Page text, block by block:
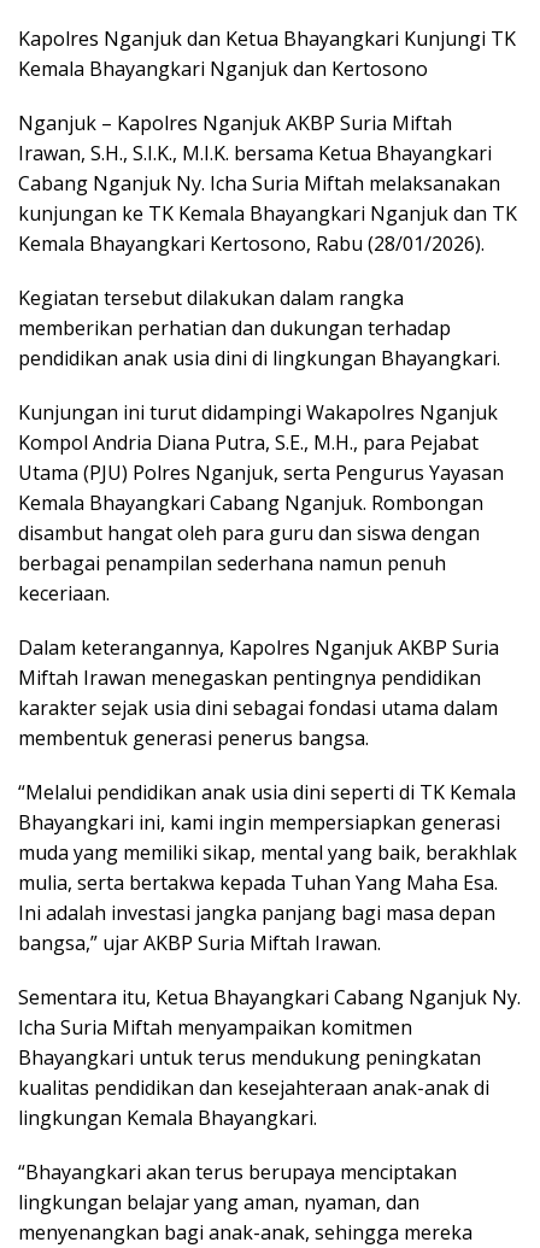
Kapolres Nganjuk dan Ketua Bhayangkari Kunjungi TK
Kemala Bhayangkari Nganjuk dan Kertosono
Nganjuk – Kapolres Nganjuk AKBP Suria Miftah
Irawan, S.H., S.I.K., M.I.K. bersama Ketua Bhayangkari
Cabang Nganjuk Ny. Icha Suria Miftah melaksanakan
kunjungan ke TK Kemala Bhayangkari Nganjuk dan TK
Kemala Bhayangkari Kertosono, Rabu (28/01/2026).
Kegiatan tersebut dilakukan dalam rangka
memberikan perhatian dan dukungan terhadap
pendidikan anak usia dini di lingkungan Bhayangkari.
Kunjungan ini turut didampingi Wakapolres Nganjuk
Kompol Andria Diana Putra, S.E., M.H., para Pejabat
Utama (PJU) Polres Nganjuk, serta Pengurus Yayasan
Kemala Bhayangkari Cabang Nganjuk. Rombongan
disambut hangat oleh para guru dan siswa dengan
berbagai penampilan sederhana namun penuh
keceriaan.
Dalam keterangannya, Kapolres Nganjuk AKBP Suria
Miftah Irawan menegaskan pentingnya pendidikan
karakter sejak usia dini sebagai fondasi utama dalam
membentuk generasi penerus bangsa.
“Melalui pendidikan anak usia dini seperti di TK Kemala
Bhayangkari ini, kami ingin mempersiapkan generasi
muda yang memiliki sikap, mental yang baik, berakhlak
mulia, serta bertakwa kepada Tuhan Yang Maha Esa.
Ini adalah investasi jangka panjang bagi masa depan
bangsa,” ujar AKBP Suria Miftah Irawan.
Sementara itu, Ketua Bhayangkari Cabang Nganjuk Ny.
Icha Suria Miftah menyampaikan komitmen
Bhayangkari untuk terus mendukung peningkatan
kualitas pendidikan dan kesejahteraan anak-anak di
lingkungan Kemala Bhayangkari.
“Bhayangkari akan terus berupaya menciptakan
lingkungan belajar yang aman, nyaman, dan
menyenangkan bagi anak-anak, sehingga mereka